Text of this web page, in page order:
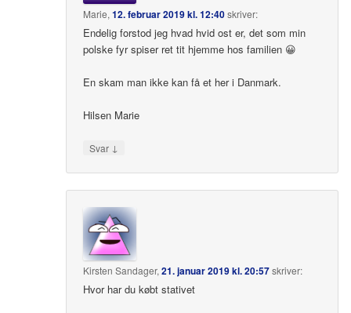
Marie,12. februar 2019 kl. 12:40skriver:
Endelig forstod jeg hvad hvid ost er, det som min
polske fyr spiser ret tit hjemme hos familien 😀
En skam man ikke kan få et her i Danmark.
Hilsen Marie
Svar ↓
Kirsten Sandager,21. januar 2019 kl. 20:57skriver:
Hvor har du købt stativet